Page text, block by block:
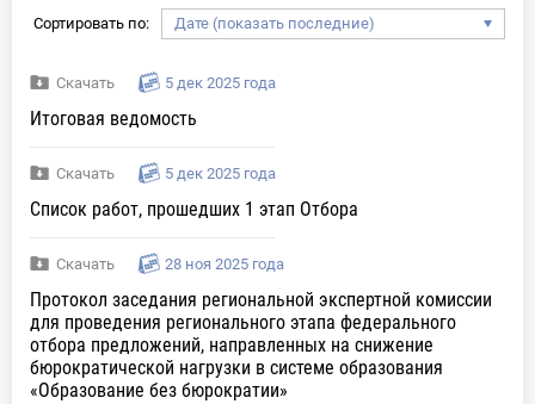
Сортировать по:
Скачать 5 дек 2025 года
Итоговая ведомость
Скачать 5 дек 2025 года
Список работ, прошедших 1 этап Отбора
Скачать 28 ноя 2025 года
Протокол заседания региональной экспертной комиссии
для проведения регионального этапа федерального
отбора предложений, направленных на снижение
бюрократической нагрузки в системе образования
«Образование без бюрократии»